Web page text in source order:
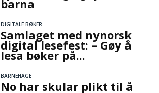
barna
DIGITALE BØKER
Samlaget med nynorsk
digital lesefest: – Gøy å
lesa bøker på...
BARNEHAGE
No har skular plikt til å